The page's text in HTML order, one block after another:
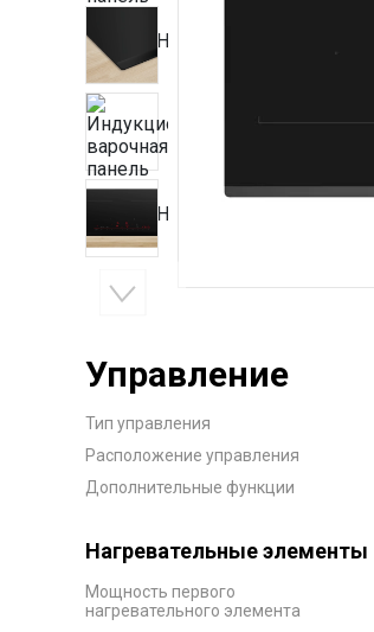
Управление
Тип управления
Расположение управления
Дополнительные функции
Нагревательные элементы
Мощность первого
нагревательного элемента